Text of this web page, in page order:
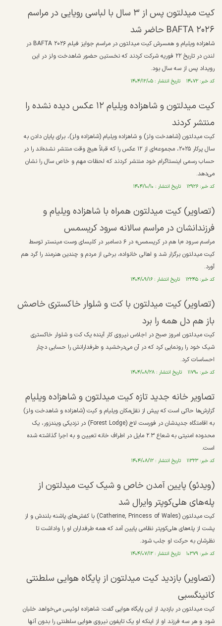
کیت میدلتون پس از ۳ سال با لباسی رویایی در مراسم
BAFTA ۲۰۲۶ حاضر شد
شاهزاده ویلیام و همسرش کیت میدلتون در مراسم جوایز فیلم BAFTA ۲۰۲۶ در
لندن در تاریخ ۲۲ فوریه شرکت کردند که نخستین حضور شاهدخت ولز در این
رویداد پس از سه سال بود.
کد خبر: ۱۴۰۷۲ تاریخ انتشار : ۱۴۰۴/۱۲/۰۵
کیت میدلتون و شاهزاده ویلیام ۱۲ عکس دیده نشده را
منتشر کردند
کیت میدلتون (شاهدخت ولز) و شاهزاده ویلیام (شاهزاده ولز)، برای پایان دادن به
سال پرکار ۲۰۲۵، مجموعه‌ای از ۱۲ عکس را که قبلاً هیچ وقت منتشر نشده‌اند را در
حساب رسمی اینستاگرام خود منتشر کردند که لحظات مهم و خاص سال را نشان
می‌دهد.
کد خبر: ۱۲۹۲۶ تاریخ انتشار : ۱۴۰۴/۱۰/۱۰
(تصاویر) کیت میدلتون همراه با شاهزاده ویلیام و
فرزندانشان در مراسم سالانه سرود کریسمس
مراسم سرود «با هم در کریسمس» در ۶ دسامبر در کلیسای وست مینستر توسط
کیت میدلتون برگزار شد و اهالی خانواده، برخی از مردم و چندین هنرمند را گرد هم
آورد.
کد خبر: ۱۲۲۴۵ تاریخ انتشار : ۱۴۰۴/۰۹/۱۶
(تصاویر)‌ کیت میدلتون با کت و شلوار خاکستری خاصش
باز هم دل همه را برد
کیت میدلتون امروز صبح در اجلاس نیروی کار آینده یک کت و شلوار خاکستری
شیک خود را رونمایی کرد که در آن می‌درخشید و طرفدارانش را حسابی دچار
احساسات کرد.
کد خبر: ۱۱۷۹۰ تاریخ انتشار : ۱۴۰۴/۰۸/۲۸
تصاویر خانه جدید تازه کیت میدلتون و شاهزاده ویلیام
گزارش‌ها حاکی است که پیش از نقل‌مکان ویلیام و کیت (شاهزاده و شاهدخت ولز)
به اقامتگاه جدیدشان در فورست لاج (Forest Lodge) در نزدیکی ویندزور، یک
محدوده امنیتی به شعاع ۲.۳ مایل در اطراف خانه تعیین و به اجرا گذاشته شده
است.
کد خبر: ۱۱۳۲۳ تاریخ انتشار : ۱۴۰۴/۰۸/۱۲
(ویدئو) پایین آمدن خاص و شیک کیت میدلتون از
پله‌های هلی‌کوپتر وایرال شد
کیت میدلتون (Catherine, Princess of Wales) با کفش‌های پاشنه بلندش و از
پشت از پله‌های هلی‌کوپتر نظامی پایین آمد که همه طرفداران او را واداشت تا
نظرشان به حرکت او جلب شود.
کد خبر: ۱۰۳۷۹ تاریخ انتشار : ۱۴۰۴/۰۷/۱۲
(تصاویر) بازدید کیت میدلتون از پایگاه هوایی سلطنتی
کانینگسبی
کیت میدلتون در بازدید از این پایگاه هوایی گفت: شاهزاده لوئیس می‌خواهد خلبان
شود و هر سه فرزند او از اینکه او یک تایفون نیروی هوایی سلطنتی را بدون آنها